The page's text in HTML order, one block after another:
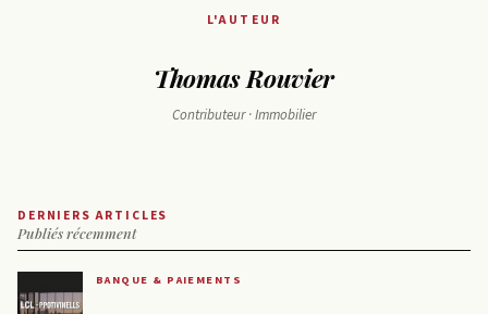
L'AUTEUR
Thomas Rouvier
Contributeur · Immobilier
DERNIERS ARTICLES
Publiés récemment
BANQUE & PAIEMENTS